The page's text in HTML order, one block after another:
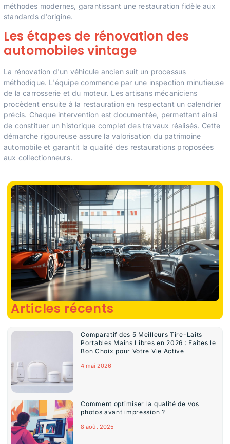
méthodes modernes, garantissant une restauration fidèle aux
standards d'origine.
Les étapes de rénovation des
automobiles vintage
La rénovation d'un véhicule ancien suit un processus
méthodique. L'équipe commence par une inspection minutieuse
de la carrosserie et du moteur. Les artisans mécaniciens
procèdent ensuite à la restauration en respectant un calendrier
précis. Chaque intervention est documentée, permettant ainsi
de constituer un historique complet des travaux réalisés. Cette
démarche rigoureuse assure la valorisation du patrimoine
automobile et garantit la qualité des restaurations proposées
aux collectionneurs.
Articles récents
Comparatif des 5 Meilleurs Tire-Laits
Portables Mains Libres en 2026 : Faites le
Bon Choix pour Votre Vie Active
4 mai 2026
Comment optimiser la qualité de vos
photos avant impression ?
8 août 2025